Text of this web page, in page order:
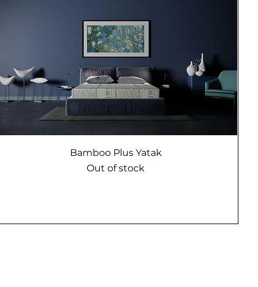
Bamboo Plus Yatak
Out of stock